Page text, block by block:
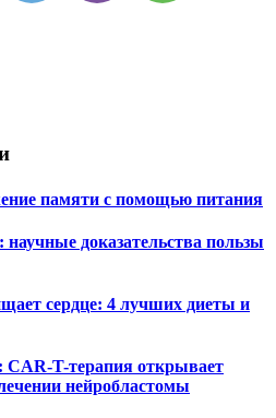
памяти с помощью питания
доказательства пользы
сердце: 4 лучших диеты и
CAR-T-терапия открывает
нейробластомы